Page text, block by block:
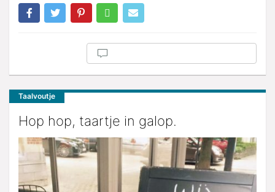
Taalvoutje
Hop hop, taartje in galop.